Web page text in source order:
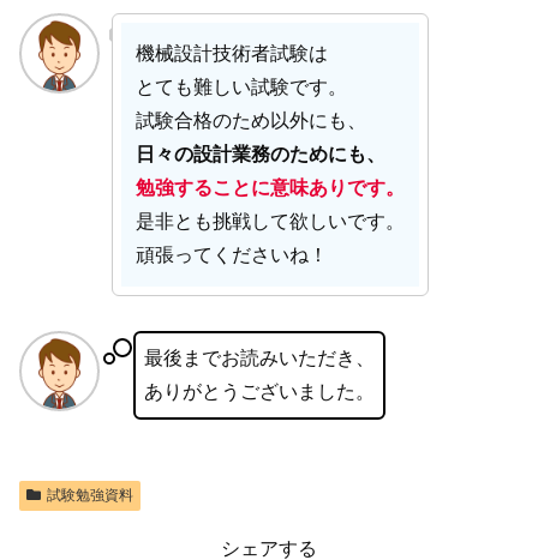
機械設計技術者試験は
とても難しい試験です。
試験合格のため以外にも、
日々の設計業務のためにも、
勉強することに意味ありです。
是非とも挑戦して欲しいです。
頑張ってくださいね！
最後までお読みいただき、
ありがとうございました。
試験勉強資料
シェアする